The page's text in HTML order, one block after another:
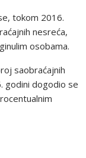
tokom 2016.
nesreća,
osobama.
saobraćajnih
godini dogodio se